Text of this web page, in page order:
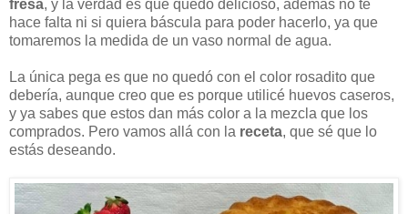
fresa, y la verdad es que quedó delicioso, además no te
hace falta ni si quiera báscula para poder hacerlo, ya que
tomaremos la medida de un vaso normal de agua.
La única pega es que no quedó con el color rosadito que
debería, aunque creo que es porque utilicé huevos caseros,
y ya sabes que estos dan más color a la mezcla que los
comprados. Pero vamos allá con la receta, que sé que lo
estás deseando.